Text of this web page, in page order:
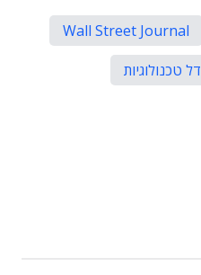
Wall Street Journal
דל טכנולוגיות